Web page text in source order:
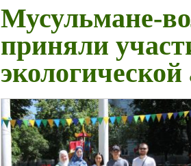
Мусульмане-
приняли